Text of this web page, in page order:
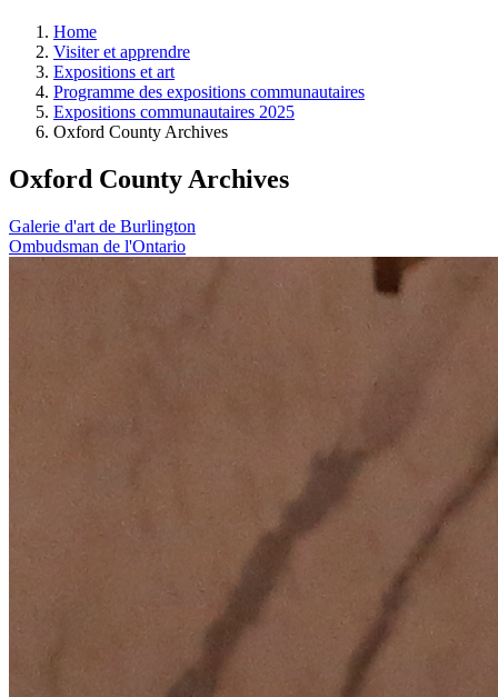
législative.
Home
Visiter et apprendre
Expositions et art
Programme des expositions communautaires
Expositions communautaires 2025
Oxford County Archives
Oxford County Archives
Galerie d'art de Burlington
Ombudsman de l'Ontario